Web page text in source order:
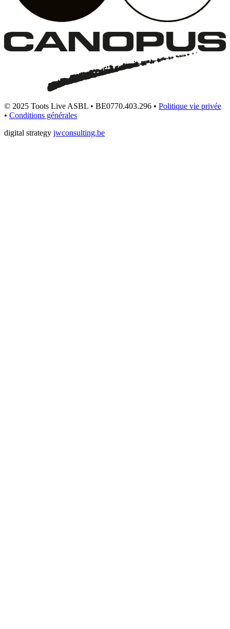
© 2025 Toots Live ASBL • BE0770.403.296 • Politique vie privée
• Conditions générales
digital strategy jwconsulting.be